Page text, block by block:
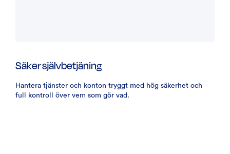
Säker självbetjäning
Hantera tjänster och konton tryggt med hög säkerhet och
full kontroll över vem som gör vad.